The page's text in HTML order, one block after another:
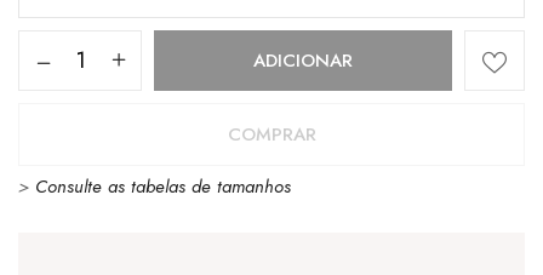
Quantidade
160
ADICIONAR
COMPRAR
> Consulte as tabelas de tamanhos